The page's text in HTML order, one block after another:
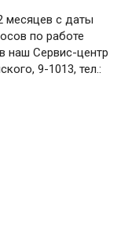
месяцев с даты
по работе
наш Сервис-центр
9-1013, тел.: